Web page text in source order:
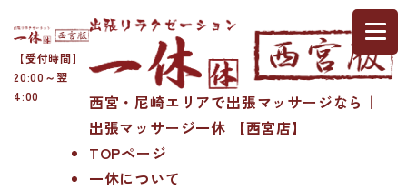
【受付時間】
20:00～翌
4:00
西宮・尼崎エリアで出張マッサージなら｜
出張マッサージ一休 【西宮店】
TOPページ
一休について